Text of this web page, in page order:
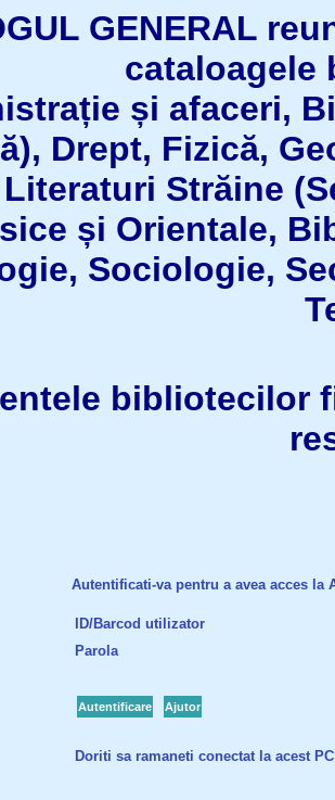
GENERAL
și afaceri,
Drept, Fizică,
Străine
și Orientale,
Sociologie,
bibliotecilor
Autentificati-va pentru a avea acces
ID/Barcod utilizator
Parola
Autentificare Ajutor
Doriti sa ramaneti conectat la acest